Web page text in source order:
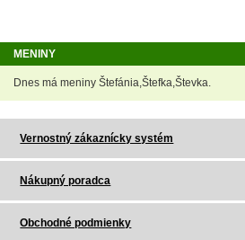
MENINY
Dnes má meniny Štefánia,Štefka,Števka.
Vernostný zákaznícky systém
Nákupný poradca
Obchodné podmienky